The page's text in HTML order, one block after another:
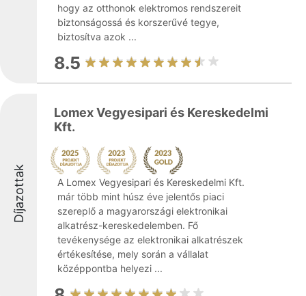
hogy az otthonok elektromos rendszereit
biztonságossá és korszerűvé tegye,
biztosítva azok ...
8.5
Díjazottak
Lomex Vegyesipari és Kereskedelmi
Kft.
A Lomex Vegyesipari és Kereskedelmi Kft.
már több mint húsz éve jelentős piaci
szereplő a magyarországi elektronikai
alkatrész-kereskedelemben. Fő
tevékenysége az elektronikai alkatrészek
értékesítése, mely során a vállalat
középpontba helyezi ...